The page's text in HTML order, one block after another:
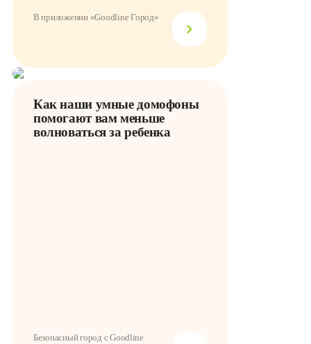
В приложении «Goodline Город»
Как наши умные домофоны
помогают вам меньше
волноваться за ребенка
Безопасный город с Goodline